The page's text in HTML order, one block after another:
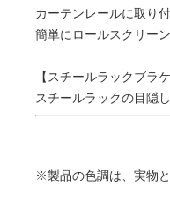
カーテンレールに取り
簡単にロールスクリー
【スチールラックブラケ
スチールラックの目隠
※製品の色調は、実物